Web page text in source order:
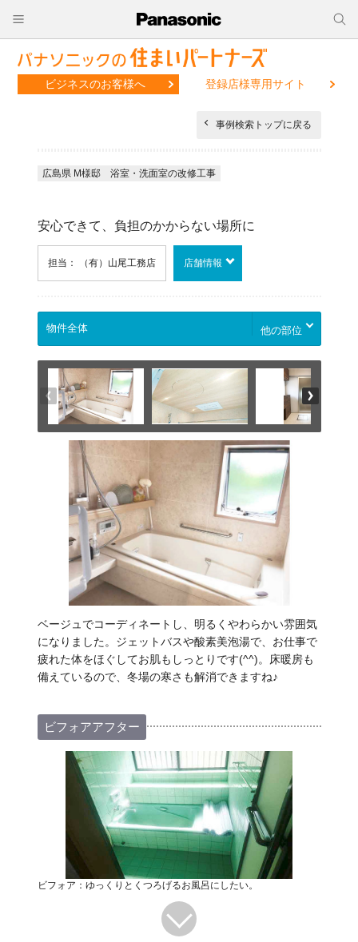
ビジネスのお客様へ 登録店様専用サイト
事例検索トップに戻る
広島県 M様邸 浴室・洗面室の改修工事
安心できて、負担のかからない場所に
担当： （有）山尾工務店 店舗情報
他の部位
ベージュでコーディネートし、明るくやわらかい雰囲気
になりました。ジェットバスや酸素美泡湯で、お仕事で
疲れた体をほぐしてお肌もしっとりです(^^)。床暖房も
備えているので、冬場の寒さも解消できますね♪
ビフォアアフター
ビフォア：ゆっくりとくつろげるお風呂にしたい。